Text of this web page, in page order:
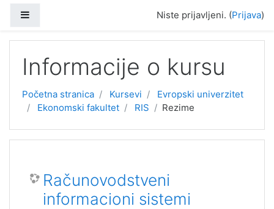
Niste prijavljeni. (Prijava)
Informacije o kursu
Početna stranica Kursevi
Evropski univerzitet
Ekonomski fakultet
RIS Rezime
Računovodstveni
informacioni sistemi